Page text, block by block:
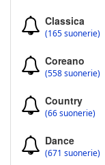
Classica
(165 suonerie)
Coreano
(558 suonerie)
Country
(66 suonerie)
Dance
(671 suonerie)